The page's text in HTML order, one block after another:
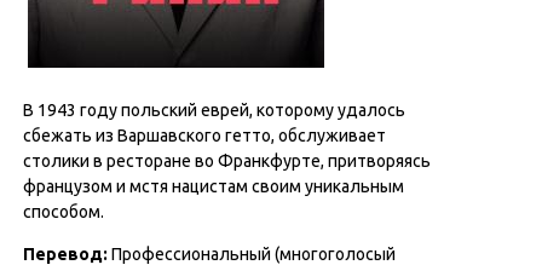
В 1943 году польский еврей, которому удалось
сбежать из Варшавского гетто, обслуживает
столики в ресторане во Франкфурте, притворяясь
французом и мстя нацистам своим уникальным
способом.
Перевод: Профессиональный (многоголосый